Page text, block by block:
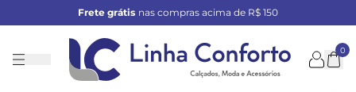
Frete grátis nas compras acima de R$ 150
Linha
0